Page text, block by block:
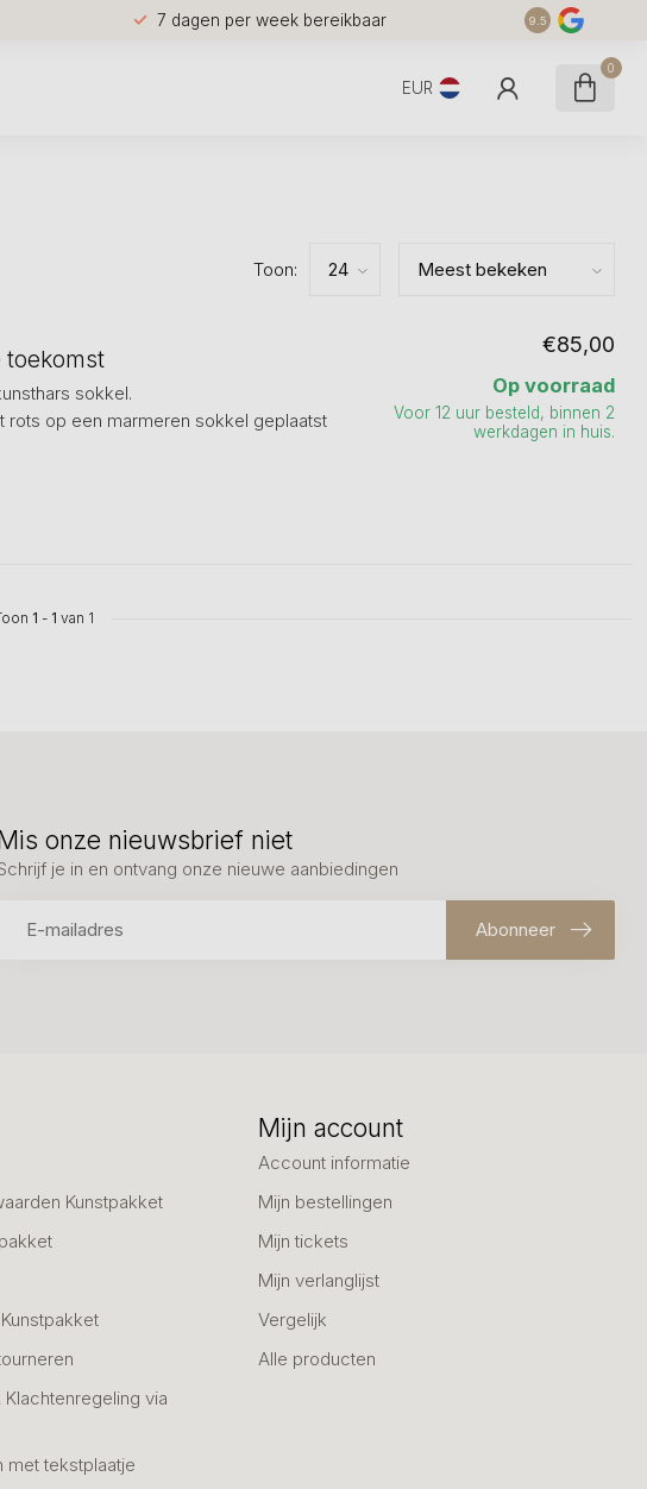
7 dagen per week bereikbaar 9.5
EUR
0
Toon:
toekomst
sokkel.
rots op een marmeren sokkel geplaatst
€85,00
Op voorraad
Voor 12 uur besteld, binnen 2
werkdagen in huis.
1 - 1 van 1
onze nieuwsbrief niet
je in en ontvang onze nieuwe aanbiedingen
Abonneer
Kunstpakket
via
met tekstplaatje
Mijn account
Account informatie
Mijn bestellingen
Mijn tickets
Mijn verlanglijst
Vergelijk
Alle producten